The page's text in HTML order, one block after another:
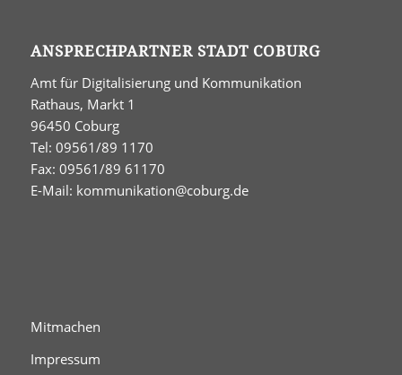
ANSPRECHPARTNER STADT COBURG
Amt für Digitalisierung und Kommunikation
Rathaus, Markt 1
96450 Coburg
Tel: 09561/89 1170
Fax: 09561/89 61170
E-Mail: kommunikation@coburg.de
Mitmachen
Impressum